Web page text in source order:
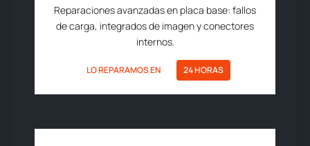
Reparaciones avanzadas en placa base: fallos
de carga, integrados de imagen y conectores
internos.
LO REPARAMOS EN 24 HORAS